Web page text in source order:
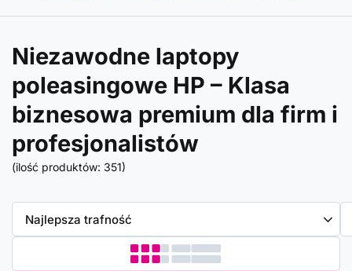
Niezawodne laptopy
poleasingowe HP – Klasa
biznesowa premium dla firm i
profesjonalistów
(ilość produktów: 351)
Zmień sortowanie
Najlepsza trafność